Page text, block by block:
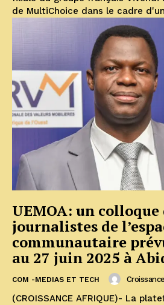
de MultiChoice dans le cadre
UEMOA: un
journalistes de
communautaire
au 27 juin 2025 à
COM -MEDIAS ET TECH
(CROISSANCE AFRIQUE)- La